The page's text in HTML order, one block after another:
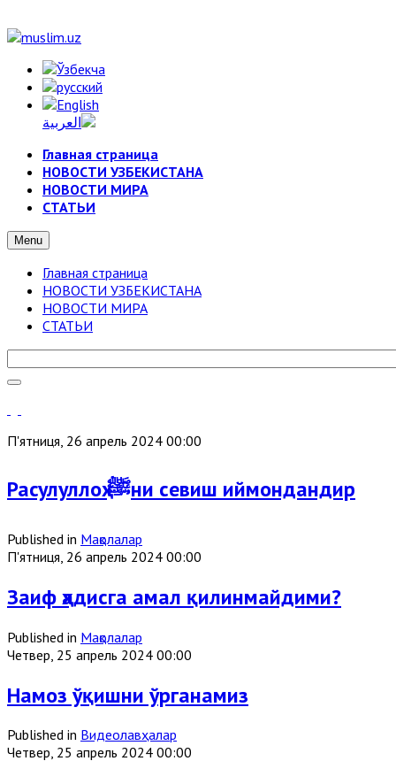
Главная страница
НОВОСТИ УЗБЕКИСТАНА
НОВОСТИ МИРА
СТАТЬИ
Menu
Главная страница
НОВОСТИ УЗБЕКИСТАНА
НОВОСТИ МИРА
СТАТЬИ
П'ятниця, 26 апрель 2024 00:00
Расулуллоҳ ﷺни севиш иймондандир
Published in Мақолалар
П'ятниця, 26 апрель 2024 00:00
Заиф ҳадисга амал қилинмайдими?
Published in Мақолалар
Четвер, 25 апрель 2024 00:00
Намоз ўқишни ўрганамиз
Published in Видеолавҳалар
Четвер, 25 апрель 2024 00:00